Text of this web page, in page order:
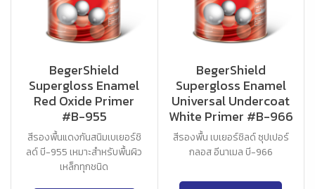
BegerShield
Supergloss Enamel
Red Oxide Primer
#B-955
สีรองพื้นแดงกันสนิมเบเยอร์ชิ
ลด์ บี-955 เหมาะสำหรับพื้นผิว
เหล็กทุกชนิด
BegerShield
Supergloss Enamel
Universal Undercoat
White Primer #B-966
สีรองพื้น เบเยอร์ชิลด์ ซุปเปอร์
กลอส อีนาเมล บี-966